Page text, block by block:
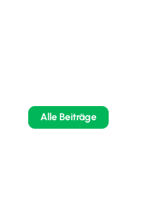
Alle Beiträge